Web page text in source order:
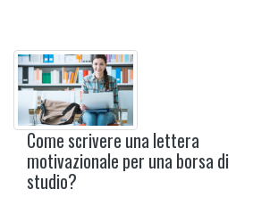
Come scrivere una lettera
motivazionale per una borsa di
studio?